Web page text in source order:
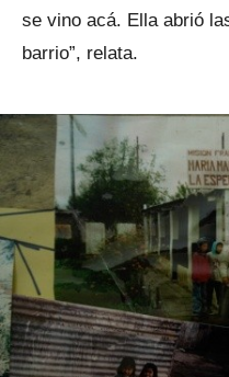
se vino acá. Ella abrió
barrio”, relata.